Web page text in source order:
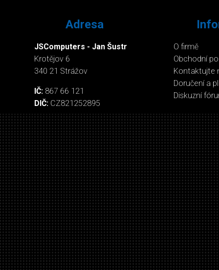
Adresa
JSComputers - Jan Šustr
Krotějov 6
340 21 Strážov
IČ: 867 66 121
DIČ: CZ821252895
O firmě
Obchodní
Kontaktujte
Doručení a
Diskuzní